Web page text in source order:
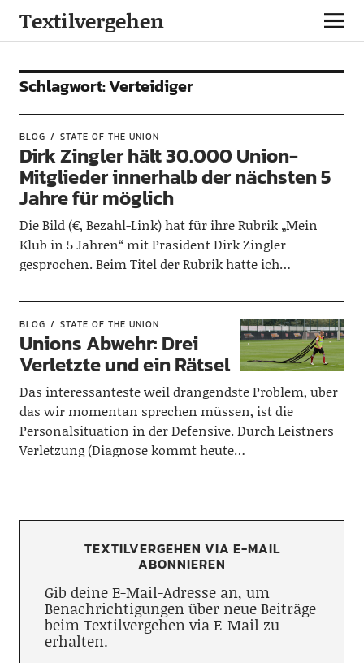
Textilvergehen
Schlagwort:Verteidiger
BLOG STATE OF THE UNION
Dirk Zingler hält 30.000 Union-
Mitglieder innerhalb der nächsten 5
Jahre für möglich
Die Bild (€, Bezahl-Link) hat für ihre Rubrik „Mein
Klub in 5 Jahren“ mit Präsident Dirk Zingler
gesprochen. Beim Titel der Rubrik hatte ich…
BLOG STATE OF THE UNION
Unions Abwehr: Drei
Verletzte und ein Rätsel
Das interessanteste weil drängendste Problem, über
das wir momentan sprechen müssen, ist die
Personalsituation in der Defensive. Durch Leistners
Verletzung (Diagnose kommt heute…
TEXTILVERGEHEN VIA E-MAIL
ABONNIEREN
Gib deine E-Mail-Adresse an, um
Benachrichtigungen über neue Beiträge
beim Textilvergehen via E-Mail zu
erhalten.